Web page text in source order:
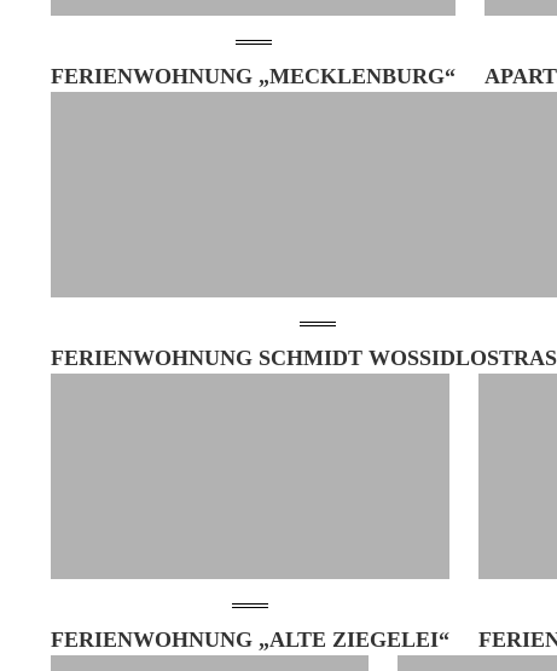
FERIENWOHNUNG „MECKLENBURG“
FERIENWOHNUNG SCHMIDT
FERIENWOHNUNG „ALTE ZIEGELEI“